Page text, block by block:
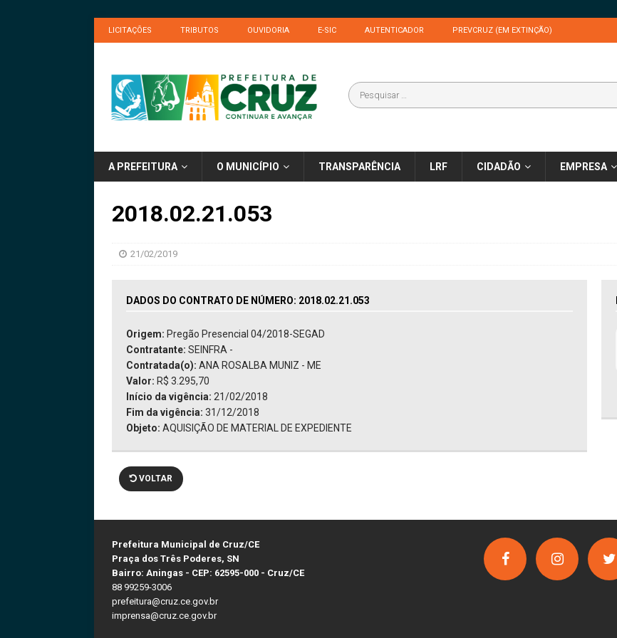
LICITAÇÕES TRIBUTOS OUVIDORIA E-SIC AUTENTICADOR PREVCRUZ (EM EXTINÇÃO)
A PREFEITURA O MUNICÍPIO TRANSPARÊNCIA LRF CIDADÃO EMPRESA
2018.02.21.053
21/02/2019
DADOS DO CONTRATO DE NÚMERO: 2018.02.21.053
Origem: Pregão Presencial 04/2018-SEGAD
Contratante: SEINFRA -
Contratada(o): ANA ROSALBA MUNIZ - ME
Valor: R$ 3.295,70
Início da vigência: 21/02/2018
Fim da vigência: 31/12/2018
Objeto: AQUISIÇÃO DE MATERIAL DE EXPEDIENTE
VOLTAR
Prefeitura Municipal de Cruz/CE
Praça dos Três Poderes, SN
Bairro: Aningas - CEP: 62595-000 - Cruz/CE
88 99259-3006
prefeitura@cruz.ce.gov.br
imprensa@cruz.ce.gov.br